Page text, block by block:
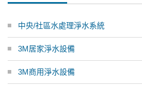
中央/社區水處理淨水系統
3M居家淨水設備
3M商用淨水設備